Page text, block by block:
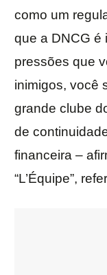
como um
que a DNCG é
pressões que
inimigos, você
grande clube
de
financeira –
“L’Équipe”,